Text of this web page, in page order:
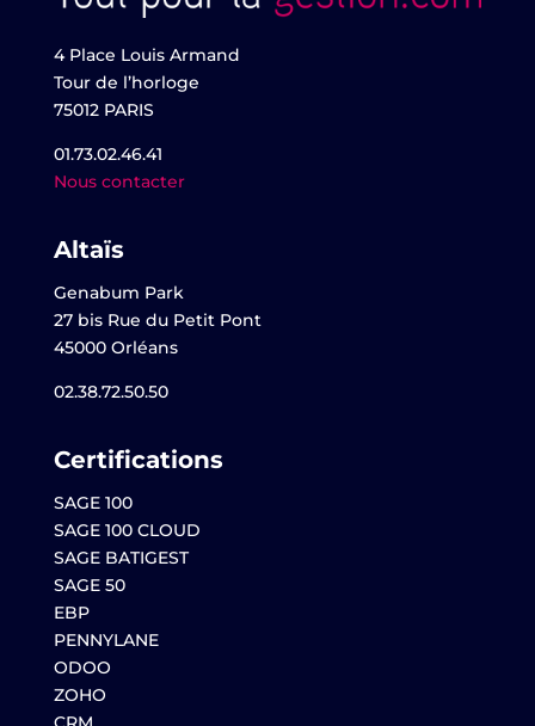
4 Place Louis Armand
Tour de l’horloge
75012 PARIS
01.73.02.46.41
Nous contacter
Altaïs
Genabum Park
27 bis Rue du Petit Pont
45000 Orléans
02.38.72.50.50
Certifications
SAGE 100
SAGE 100 CLOUD
SAGE BATIGEST
SAGE 50
EBP
PENNYLANE
ODOO
ZOHO